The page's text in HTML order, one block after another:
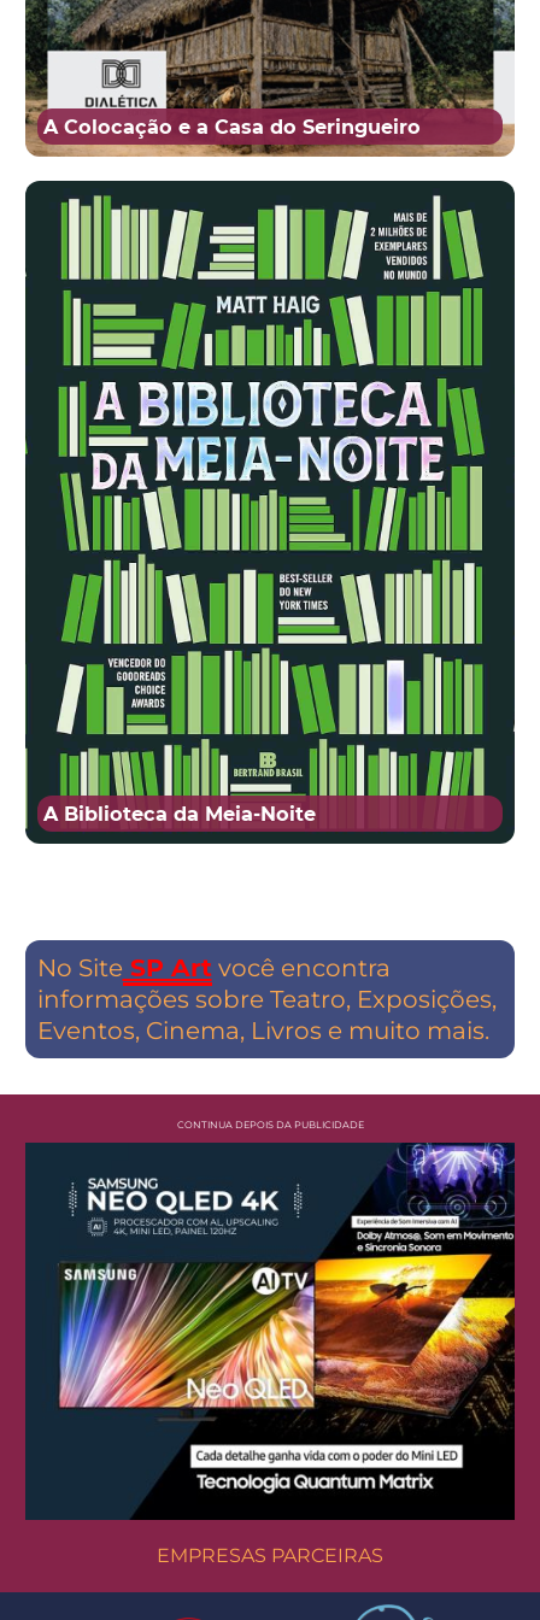
A Colocação e a Casa do Seringueiro
A Biblioteca da Meia-Noite
No Site SP Artvocê encontra
informações sobre Teatro, Exposições,
Eventos, Cinema, Livros e muito mais.
CONTINUA DEPOIS DA PUBLICIDADE
EMPRESAS PARCEIRAS